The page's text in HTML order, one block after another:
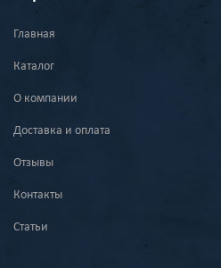
Главная
Каталог
О компании
Доставка и оплата
Отзывы
Контакты
Статьи